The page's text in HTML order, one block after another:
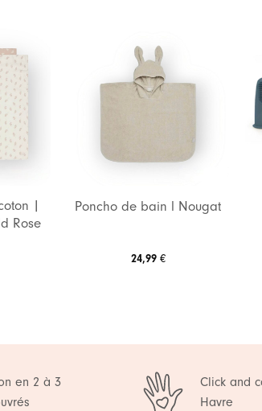
Ajouter
à ma
liste de
souhaits
|
Rose
Poncho de bain l Nougat
24,99 €
en 2 à 3
Click and
Havre